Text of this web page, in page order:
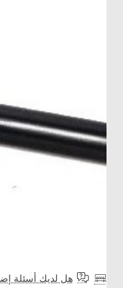
هل لديك أسئلة